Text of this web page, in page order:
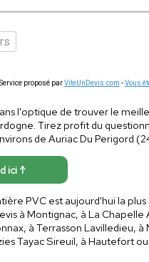
proposé parViteUnDevis.com -Vous
l'optique de trouver le
Tirez profit du
de Auriac Du Perigord
ici ↑
PVC est aujourd'hui la
à Montignac, à La Chapelle
à Terrasson Lavilledieu, à
Tayac Sireuil, à Hautefort